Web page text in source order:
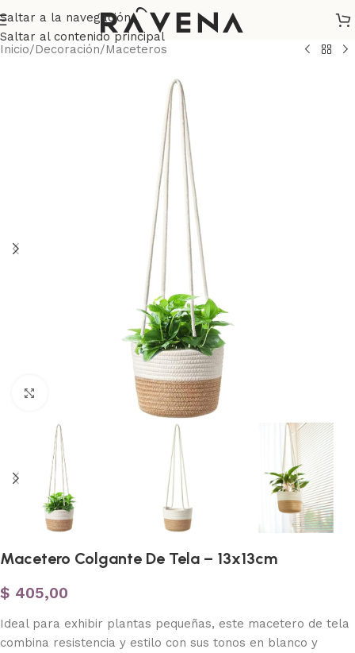
Saltar a la navegación
Saltar al contenido principal
Inicio/Decoración/Maceteros
Haga clic para ampliar
Macetero Colgante De Tela – 13x13cm
$ 405,00
Ideal para exhibir plantas pequeñas, este macetero de tela
combina resistencia y estilo con sus tonos en blanco y